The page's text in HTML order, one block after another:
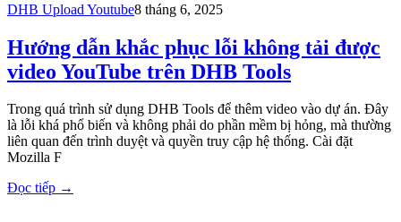
DHB Upload Youtube8 tháng 6, 2025
Hướng dẫn khắc phục lỗi không tải được
video YouTube trên DHB Tools
Trong quá trình sử dụng DHB Tools để thêm video vào dự án. Đây
là lỗi khá phổ biến và không phải do phần mềm bị hỏng, mà thường
liên quan đến trình duyệt và quyền truy cập hệ thống. Cài đặt
Mozilla F
Đọc tiếp →